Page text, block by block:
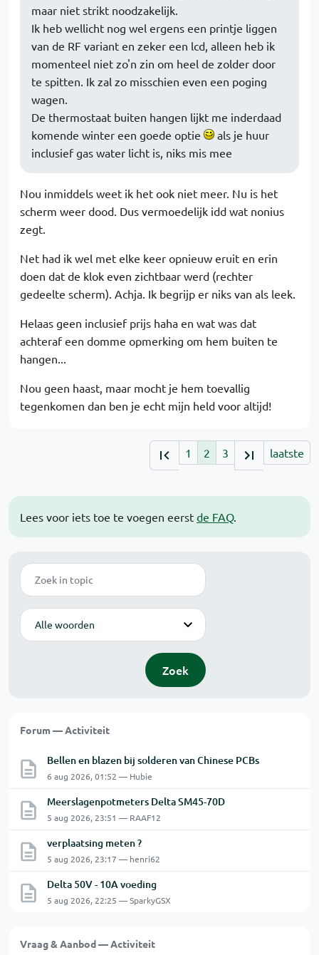
Lees voor iets toe te voegen eerst de FAQ.
Zoek
Modus
Zoek
Forum — Activiteit
Bellen en blazen bij solderen van Chinese PCBs
6 aug 2026, 01:52 — Hubie
Meerslagenpotmeters Delta SM45-70D
5 aug 2026, 23:51 — RAAF12
verplaatsing meten ?
5 aug 2026, 23:17 — henri62
Delta 50V - 10A voeding
5 aug 2026, 22:25 — SparkyGSX
Vraag & Aanbod — Activiteit
maar niet strikt noodzakelijk.
Ik heb wellicht nog wel ergens een printje liggen
van de RF variant en zeker een lcd, alleen heb ik
momenteel niet zo'n zin om heel de zolder door
te spitten. Ik zal zo misschien even een poging
wagen.
De thermostaat buiten hangen lijkt me inderdaad
komende winter een goede optie
als je huur
inclusief gas water licht is, niks mis mee
Nou inmiddels weet ik het ook niet meer. Nu is het
scherm weer dood. Dus vermoedelijk idd wat nonius
zegt.
Net had ik wel met elke keer opnieuw eruit en erin
doen dat de klok even zichtbaar werd (rechter
gedeelte scherm). Achja. Ik begrijp er niks van als leek.
Helaas geen inclusief prijs haha en wat was dat
achteraf een domme opmerking om hem buiten te
hangen...
Nou geen haast, maar mocht je hem toevallig
tegenkomen dan ben je echt mijn held voor altijd!
1 2 3 laatste